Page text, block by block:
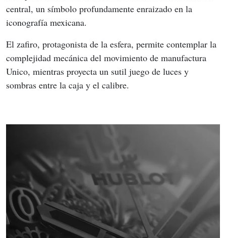
central, un símbolo profundamente enraizado en la
iconografía mexicana.
El zafiro, protagonista de la esfera, permite contemplar la
complejidad mecánica del movimiento de manufactura
Unico, mientras proyecta un sutil juego de luces y
sombras entre la caja y el calibre.